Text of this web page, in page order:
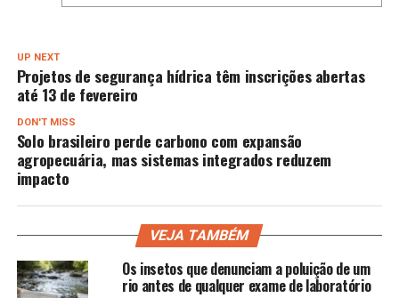
UP NEXT
Projetos de segurança hídrica têm inscrições abertas
até 13 de fevereiro
DON'T MISS
Solo brasileiro perde carbono com expansão
agropecuária, mas sistemas integrados reduzem
impacto
VEJA TAMBÉM
Os insetos que denunciam a poluição de um
rio antes de qualquer exame de laboratório